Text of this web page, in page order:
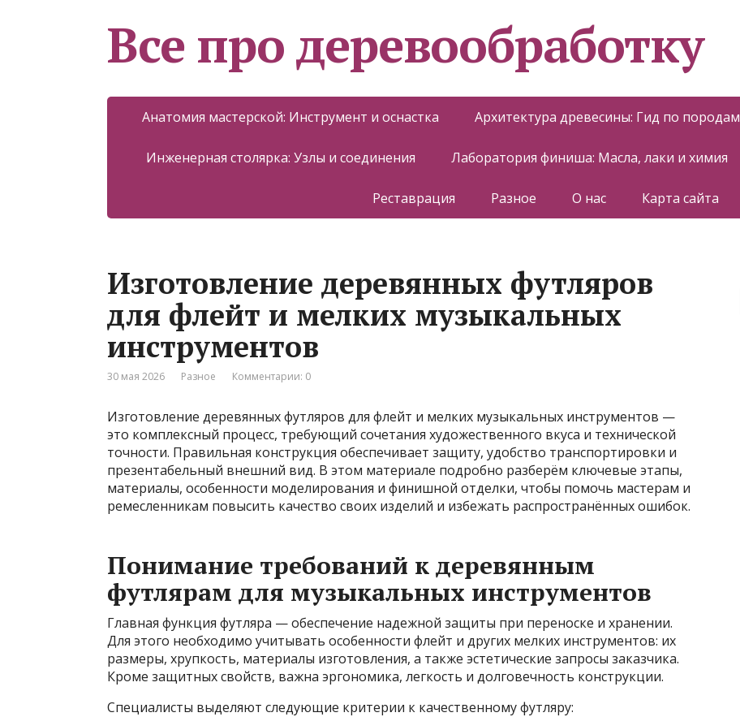
Все про деревообработку
Анатомия мастерской: Инструмент и оснастка Архитектура древесины: Гид по породам
Инженерная столярка: Узлы и соединения Лаборатория финиша: Масла, лаки и химия
Реставрация Разное О нас Карта сайта
Изготовление деревянных футляров
для флейт и мелких музыкальных
инструментов
30 мая 2026 Разное Комментарии: 0
Изготовление деревянных футляров для флейт и мелких музыкальных инструментов —
это комплексный процесс, требующий сочетания художественного вкуса и технической
точности. Правильная конструкция обеспечивает защиту, удобство транспортировки и
презентабельный внешний вид. В этом материале подробно разберём ключевые этапы,
материалы, особенности моделирования и финишной отделки, чтобы помочь мастерам и
ремесленникам повысить качество своих изделий и избежать распространённых ошибок.
Понимание требований к деревянным
футлярам для музыкальных инструментов
Главная функция футляра — обеспечение надежной защиты при переноске и хранении.
Для этого необходимо учитывать особенности флейт и других мелких инструментов: их
размеры, хрупкость, материалы изготовления, а также эстетические запросы заказчика.
Кроме защитных свойств, важна эргономика, легкость и долговечность конструкции.
Специалисты выделяют следующие критерии к качественному футляру: